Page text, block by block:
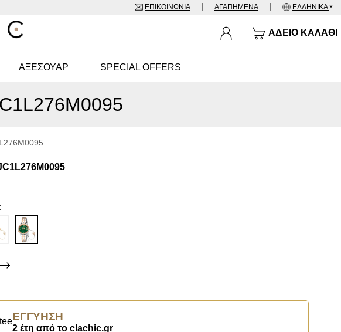
ΕΠΙΚΟΙΝΩΝΊΑ ΑΓΑΠΗΜΈΝΑ ΕΛΛΗΝΙΚΆ
ΆΔΕΙΟ ΚΑΛΆΘΙ
ΑΞΕΣΟΥΑΡ SPECIAL OFFERS
ΕΓΓΎΗΣΗ
2 έτη από το clachic.gr